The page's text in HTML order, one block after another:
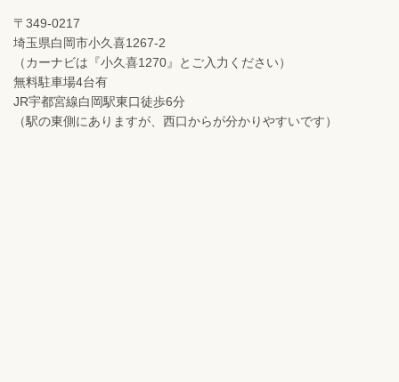
〒349-0217
埼玉県白岡市小久喜1267-2
（カーナビは『小久喜1270』とご入力ください）
無料駐車場4台有
JR宇都宮線白岡駅東口徒歩6分
（駅の東側にありますが、西口からが分かりやすいです）